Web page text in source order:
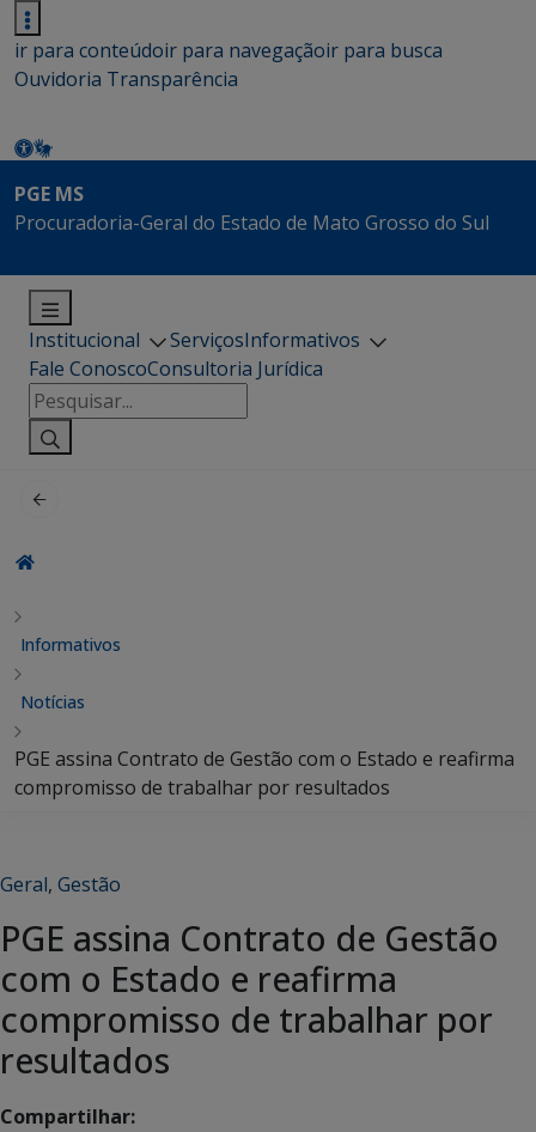
ir para conteúdoir para navegaçãoir para busca
Ouvidoria Transparência
PGE MS
Procuradoria-Geral do Estado de Mato Grosso do Sul
Institucional ServiçosInformativos
Fale ConoscoConsultoria Jurídica
Pesquisar
por:
Informativos
Notícias
PGE assina Contrato de Gestão com o Estado e reafirma
compromisso de trabalhar por resultados
Geral, Gestão
PGE assina Contrato de Gestão
com o Estado e reafirma
compromisso de trabalhar por
resultados
Compartilhar: